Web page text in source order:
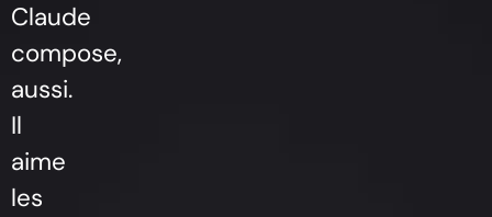
Claude
compose,
aussi.
Il
aime
les